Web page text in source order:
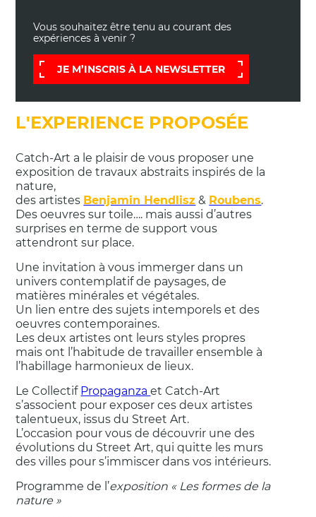
Vous souhaitez être tenu au courant des
expériences à venir ?
JE M’INSCRIS À LA NEWSLETTER
L'EXPERIENCE PROPOSÉE
Catch-Art a le plaisir de vous proposer une
exposition de travaux abstraits inspirés de la
nature,
des artistes Benjamin Hendlisz & Roubens.
Des oeuvres sur toile…. mais aussi d’autres
surprises en terme de support vous
attendront sur place.
Une invitation à vous immerger dans un
univers contemplatif de paysages, de
matières minérales et végétales.
Un lien entre des sujets intemporels et des
oeuvres contemporaines.
Les deux artistes ont leurs styles propres
mais ont l’habitude de travailler ensemble à
l’habillage harmonieux de lieux.
Le Collectif Propaganzaet Catch-Art
s’associent pour exposer ces deux artistes
talentueux, issus du Street Art.
L’occasion pour vous de découvrir une des
évolutions du Street Art, qui quitte les murs
des villes pour s’immiscer dans vos intérieurs.
Programme de l’exposition « Les formes de la
nature »